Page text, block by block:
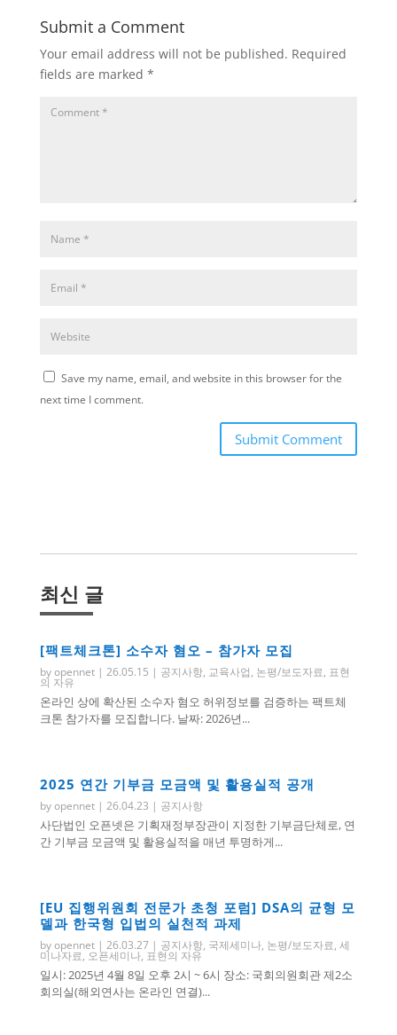
Submit a Comment
Your email address will not be published. Required
fields are marked *
Save my name, email, and website in this browser for the
next time I comment.
Submit Comment
최신 글
[팩트체크톤] 소수자 혐오 – 참가자 모집
byopennet| 26.05.15 | 공지사항, 교육사업, 논평/보도자료, 표현
의 자유
온라인 상에 확산된 소수자 혐오 허위정보를 검증하는 팩트체
크톤 참가자를 모집합니다. 날짜: 2026년...
2025 연간 기부금 모금액 및 활용실적 공개
byopennet| 26.04.23 | 공지사항
사단법인 오픈넷은 기획재정부장관이 지정한 기부금단체로, 연
간 기부금 모금액 및 활용실적을 매년 투명하게...
[EU 집행위원회 전문가 초청 포럼] DSA의 균형 모
델과 한국형 입법의 실천적 과제
byopennet| 26.03.27| 공지사항, 국제세미나, 논평/보도자료, 세
미나자료, 오픈세미나, 표현의 자유
일시: 2025년 4월 8일 오후 2시 ~ 6시 장소: 국회의원회관 제2소
회의실(해외연사는 온라인 연결)...